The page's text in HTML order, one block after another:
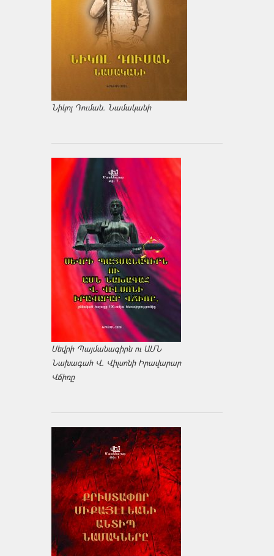
Նիկոլ Դուման. Նամականի
Սեվրի Պայմանագիրն ու ԱՄՆ
Նախագահ Վ. Վիլսոնի Իրավարար
Վճիռը